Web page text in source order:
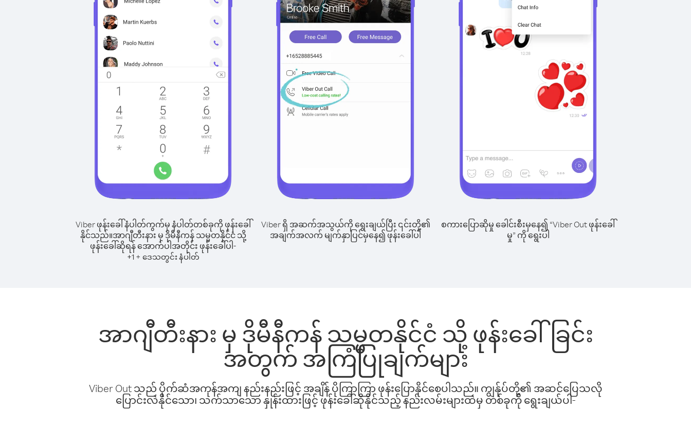
Viber ဖုန်းခေါ်နံပါတ်ကွက်မှ နံပါတ်တစ်ခုကို ဖုန်းခေါ်
နိုင်သည်။အာဂျီတီးနား မှ ဒိုမီနီကန် သမ္မတနိုင်ငံ သို့
ဖုန်းခေါ်ဆိုရန် အောက်ပါအတိုင်း ဖုန်းခေါ်ပါ-
+1+ ဒေသတွင်း နံပါတ်
Viber ရှိ အဆက်အသွယ်ကို ရွေးချယ်ပြီး ၎င်းတို့၏
အချက်အလက် မျက်နှာပြင်မှနေ၍ ဖုန်းခေါ်ပါ
စကားပြောဆိုမှု ခေါင်းစီးမှနေ၍ “Viber Out ဖုန်းခေါ်
မှု” ကို ရွေးပါ
အာဂျီတီးနား မှ ဒိုမီနီကန် သမ္မတနိုင်ငံ သို့ ဖုန်းခေါ်ခြင်း
အတွက် အကြံပြုချက်များ
Viber Out သည် ပိုက်ဆံအကုန်အကျ နည်းနည်းဖြင့် အချိန် ပိုကြာကြာ ဖုန်းပြောနိုင်စေပါသည်။ ကျွန်ုပ်တို့၏ အဆင်ပြေသလို
ပြောင်းလဲနိုင်သော၊ သက်သာသော နှုန်းထားဖြင့် ဖုန်းခေါ်ဆိုနိုင်သည့် နည်းလမ်းများထဲမှ တစ်ခုကို ရွေးချယ်ပါ-